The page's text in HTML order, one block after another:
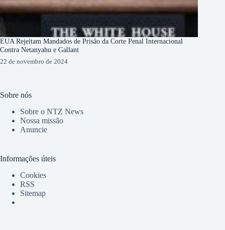
EUA Rejeitam Mandados de Prisão da Corte Penal Internacional
Contra Netanyahu e Gallant
22 de novembro de 2024
Sobre nós
Sobre o NTZ News
Nossa missão
Anuncie
Informações úteis
Cookies
RSS
Sitemap